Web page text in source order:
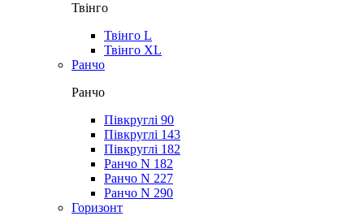
Твінго
Твінго L
Твінго XL
Ранчо
Ранчо
Півкруглі 90
Півкруглі 143
Півкруглі 182
Ранчо N 182
Ранчо N 227
Ранчо N 290
Горизонт